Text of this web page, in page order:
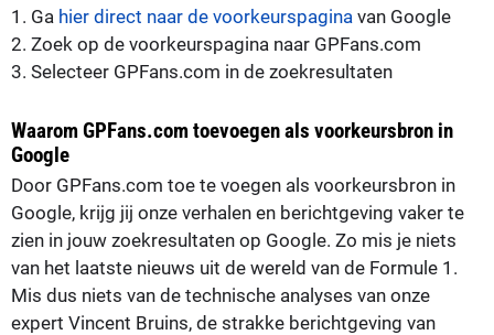
1. Ga hier direct naar de voorkeurspagina van Google
2. Zoek op de voorkeurspagina naar GPFans.com
3. Selecteer GPFans.com in de zoekresultaten
Waarom GPFans.com toevoegen als voorkeursbron in
Google
Door GPFans.com toe te voegen als voorkeursbron in
Google, krijg jij onze verhalen en berichtgeving vaker te
zien in jouw zoekresultaten op Google. Zo mis je niets
van het laatste nieuws uit de wereld van de Formule 1.
Mis dus niets van de technische analyses van onze
expert Vincent Bruins, de strakke berichtgeving van